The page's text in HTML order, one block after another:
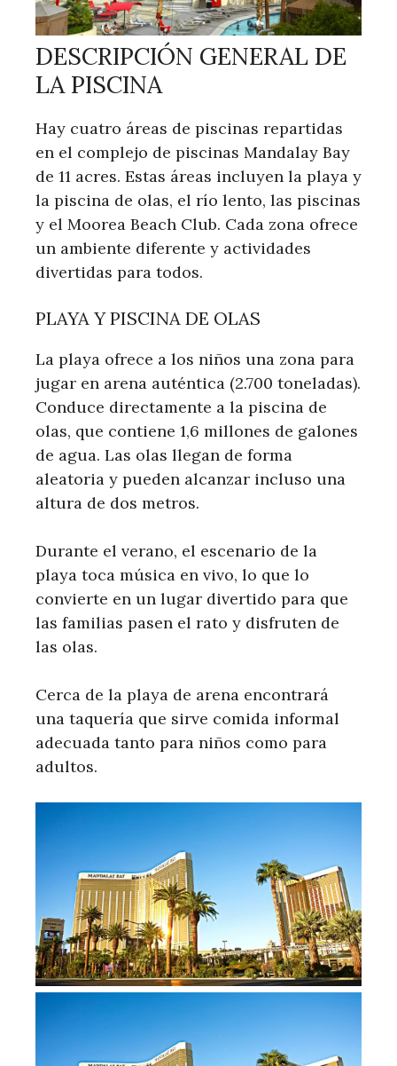
DESCRIPCIÓN GENERAL DE
LA PISCINA
Hay cuatro áreas de piscinas repartidas
en el complejo de piscinas Mandalay Bay
de 11 acres. Estas áreas incluyen la playa y
la piscina de olas, el río lento, las piscinas
y el Moorea Beach Club. Cada zona ofrece
un ambiente diferente y actividades
divertidas para todos.
PLAYA Y PISCINA DE OLAS
La playa ofrece a los niños una zona para
jugar en arena auténtica (2.700 toneladas).
Conduce directamente a la piscina de
olas, que contiene 1,6 millones de galones
de agua. Las olas llegan de forma
aleatoria y pueden alcanzar incluso una
altura de dos metros.
Durante el verano, el escenario de la
playa toca música en vivo, lo que lo
convierte en un lugar divertido para que
las familias pasen el rato y disfruten de
las olas.
Cerca de la playa de arena encontrará
una taquería que sirve comida informal
adecuada tanto para niños como para
adultos.